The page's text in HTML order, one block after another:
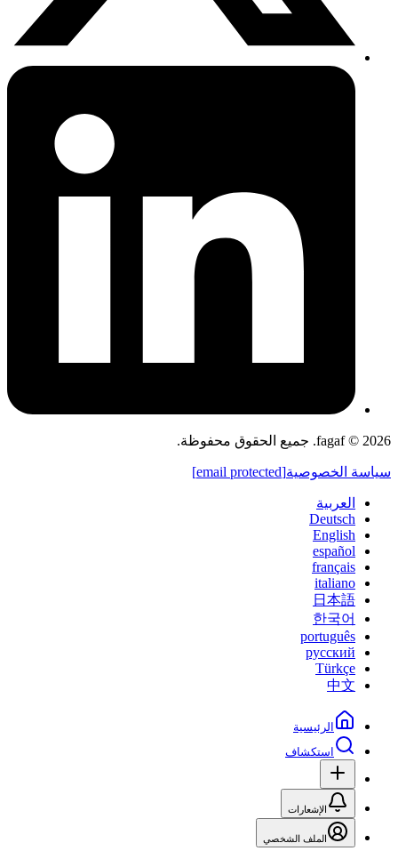
fagaf © 2026. جميع الحقوق محفوظة.
سياسة الخصوصية[email protected]
العربية
Deutsch
English
español
français
italiano
日本語
한국어
português
русский
Türkçe
中文
الرئيسية
استكشاف
الإشعارات
الملف الشخصي